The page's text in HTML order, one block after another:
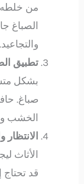
من خلطه
الصباغ
والتجاعيد.
تطبيق
بشكل
صباغ.
الخشب
الانتظار
الأثاث
قد